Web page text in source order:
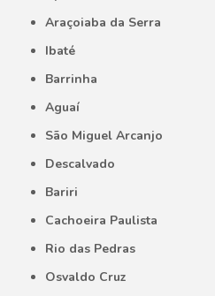
Araçoiaba da Serra
Ibaté
Barrinha
Aguaí
São Miguel Arcanjo
Descalvado
Bariri
Cachoeira Paulista
Rio das Pedras
Osvaldo Cruz